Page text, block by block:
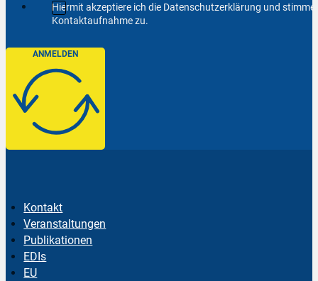
Hiermit akzeptiere ich die Datenschutzerklärung und
Kontaktaufnahme zu.
ANMELDEN
Kontakt
Veranstaltungen
Publikationen
EDIs
EU